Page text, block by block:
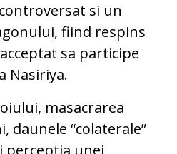
si un
fiind respins
sa participe
Nasiriya.
masacrarea
daunele “colaterale”